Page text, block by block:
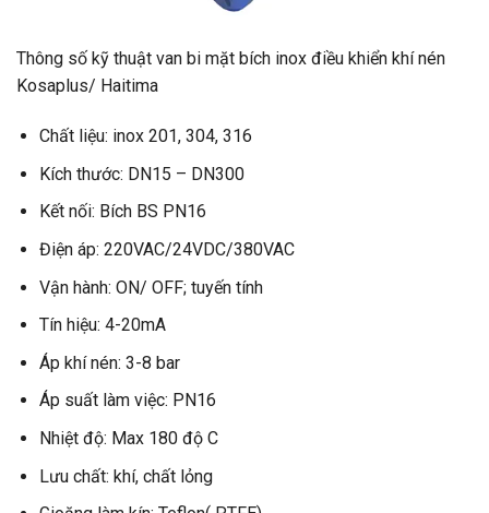
Thông số kỹ thuật van bi mặt bích inox điều khiển khí nén
Kosaplus/ Haitima
Chất liệu: inox 201, 304, 316
Kích thước: DN15 – DN300
Kết nối: Bích BS PN16
Điện áp: 220VAC/24VDC/380VAC
Vận hành: ON/ OFF; tuyến tính
Tín hiệu: 4-20mA
Áp khí nén: 3-8 bar
Áp suất làm việc: PN16
Nhiệt độ: Max 180 độ C
Lưu chất: khí, chất lỏng